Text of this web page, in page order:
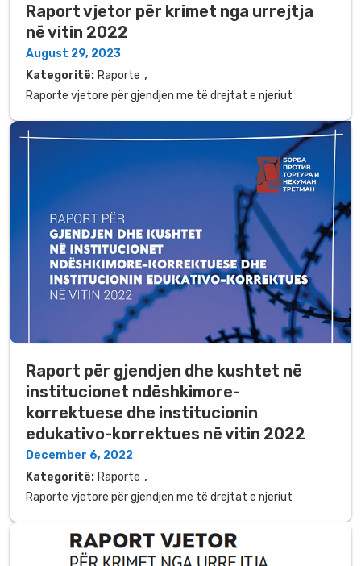
Raport vjetor për krimet nga urrejtja
në vitin 2022
August 29, 2023
Kategoritë: Raporte ,
Raporte vjetore për gjendjen me të drejtat e njeriut
Raport për gjendjen dhe kushtet në
institucionet ndëshkimore-
korrektuese dhe institucionin
edukativo-korrektues në vitin 2022
December 6, 2022
Kategoritë: Raporte ,
Raporte vjetore për gjendjen me të drejtat e njeriut